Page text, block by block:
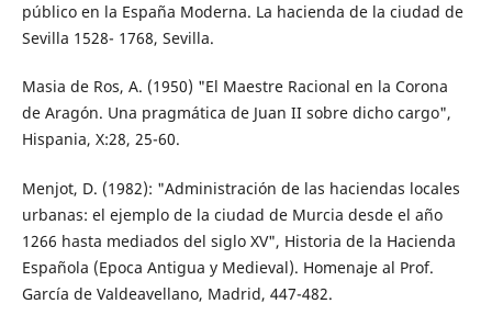
público en la España Moderna. La hacienda de la ciudad de
Sevilla 1528- 1768, Sevilla.
Masia de Ros, A. (1950) "El Maestre Racional en la Corona
de Aragón. Una pragmática de Juan II sobre dicho cargo",
Hispania, X:28, 25-60.
Menjot, D. (1982): "Administración de las haciendas locales
urbanas: el ejemplo de la ciudad de Murcia desde el año
1266 hasta mediados del siglo XV", Historia de la Hacienda
Española (Epoca Antigua y Medieval). Homenaje al Prof.
García de Valdeavellano, Madrid, 447-482.